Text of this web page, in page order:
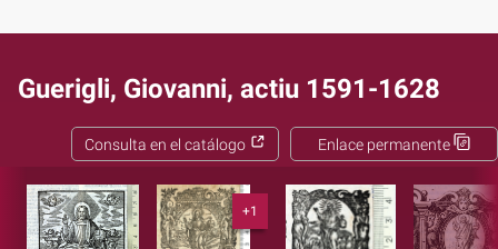
Guerigli, Giovanni, actiu 1591-1628
Enlace permanente
Consulta en el catálogo
+1